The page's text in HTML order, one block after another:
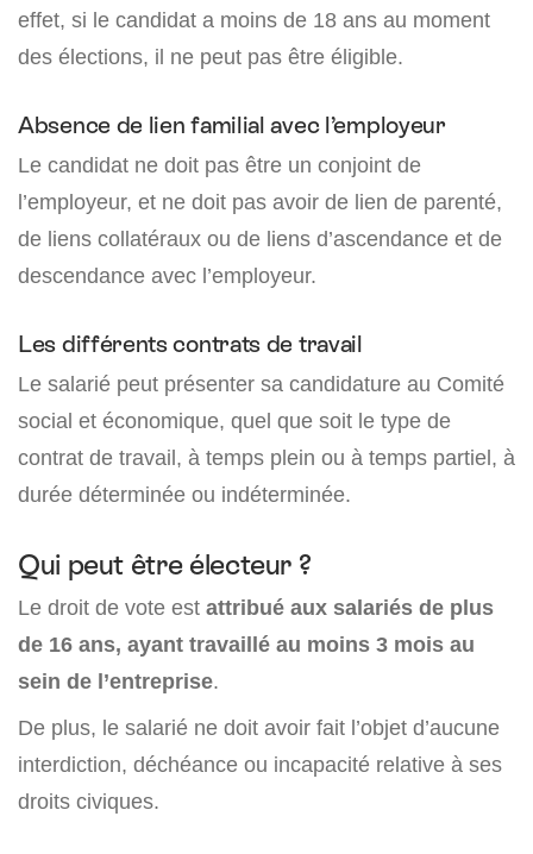
effet, si le candidat a moins de 18 ans au moment
des élections, il ne peut pas être éligible.
Absence de lien familial avec l’employeur
Le candidat ne doit pas être un conjoint de
l’employeur, et ne doit pas avoir de lien de parenté,
de liens collatéraux ou de liens d’ascendance et de
descendance avec l’employeur.
Les différents contrats de travail
Le salarié peut présenter sa candidature au Comité
social et économique, quel que soit le type de
contrat de travail, à temps plein ou à temps partiel, à
durée déterminée ou indéterminée.
Qui peut être électeur ?
Le droit de vote est attribué aux salariés de plus
de 16 ans, ayant travaillé au moins 3 mois au
sein de l’entreprise.
De plus, le salarié ne doit avoir fait l’objet d’aucune
interdiction, déchéance ou incapacité relative à ses
droits civiques.